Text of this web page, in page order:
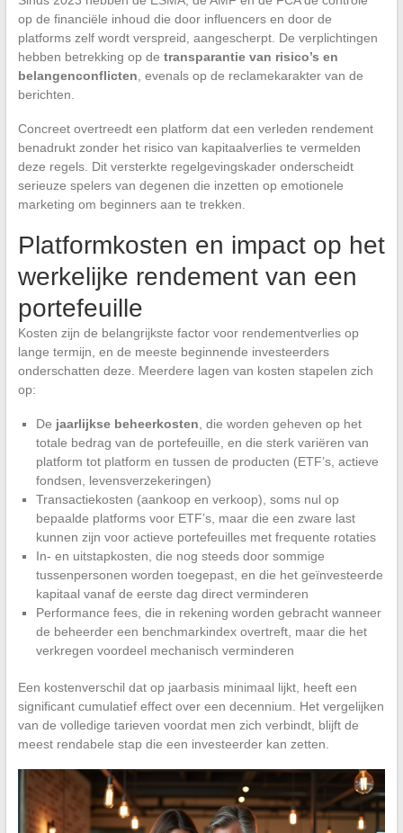
op de financiële inhoud die door influencers en door de
platforms zelf wordt verspreid, aangescherpt. De verplichtingen
hebben betrekking op de transparantie van risico’s en
belangenconflicten , evenals op de reclamekarakter van de
berichten.
Concreet overtreedt een platform dat een verleden rendement
benadrukt zonder het risico van kapitaalverlies te vermelden
deze regels. Dit versterkte regelgevingskader onderscheidt
serieuze spelers van degenen die inzetten op emotionele
marketing om beginners aan te trekken.
Platformkosten en impact op het
werkelijke rendement van een
portefeuille
Kosten zijn de belangrijkste factor voor rendementverlies op
lange termijn, en de meeste beginnende investeerders
onderschatten deze. Meerdere lagen van kosten stapelen zich
op:
De jaarlijkse beheerkosten , die worden geheven op het
totale bedrag van de portefeuille, en die sterk variëren van
platform tot platform en tussen de producten (ETF’s, actieve
fondsen, levensverzekeringen)
Transactiekosten (aankoop en verkoop), soms nul op
bepaalde platforms voor ETF’s, maar die een zware last
kunnen zijn voor actieve portefeuilles met frequente rotaties
In- en uitstapkosten, die nog steeds door sommige
tussenpersonen worden toegepast, en die het geïnvesteerde
kapitaal vanaf de eerste dag direct verminderen
Performance fees, die in rekening worden gebracht wanneer
de beheerder een benchmarkindex overtreft, maar die het
verkregen voordeel mechanisch verminderen
Een kostenverschil dat op jaarbasis minimaal lijkt, heeft een
significant cumulatief effect over een decennium. Het vergelijken
van de volledige tarieven voordat men zich verbindt, blijft de
meest rendabele stap die een investeerder kan zetten.